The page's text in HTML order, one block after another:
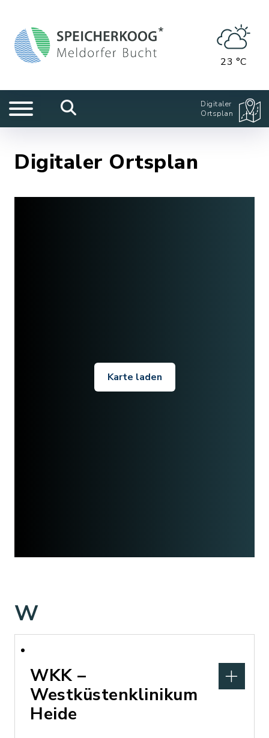
23 °C
Digitaler
Ortsplan
Digitaler Ortsplan
Karte laden
W
WKK –
Westküstenklinikum
Heide